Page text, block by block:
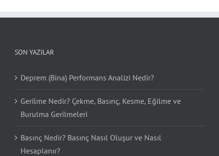
SON YAZILAR
Deprem (Bina) Performans Analizi Nedir?
Gerilme Nedir? Çekme, Basınç, Kesme, Eğilme ve
Burulma Gerilmeleri
Basınç Nedir? Basınç Nasıl Oluşur ve Nasıl
Hesaplanır?